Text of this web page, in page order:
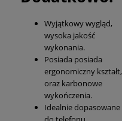
Wyjątkowy wygląd,
wysoka jakość
wykonania.
Posiada posiada
ergonomiczny kształt,
oraz karbonowe
wykończenia.
Idealnie dopasowane